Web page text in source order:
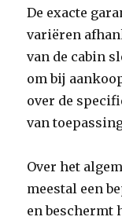
De exacte
variëren
van de cabin
om bij
over de
van
Over het
meestal een
en beschermt